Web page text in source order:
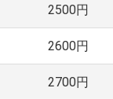
2500円
2600円
2700円